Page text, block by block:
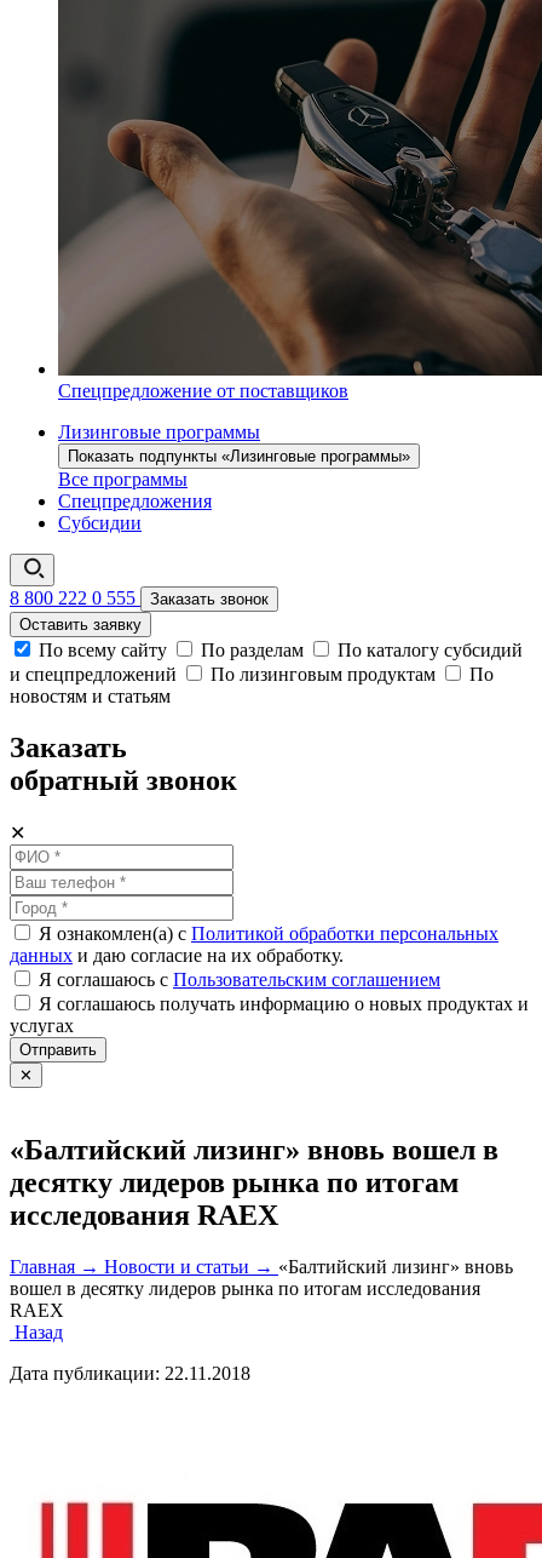
Спецпредложение от поставщиков
Лизинговые программы
Показать подпункты «Лизинговые программы»
Все программы
Спецпредложения
Субсидии
8 800 222 0 555
Заказать звонок
Оставить заявку
По всему сайту По разделам
По каталогу субсидий
и спецпредложений
По лизинговым продуктам
По
новостям и статьям
Заказать
обратный звонок
✕
Я ознакомлен(а) с Политикой обработки персональных
данных и даю согласие на их обработку.
Я соглашаюсь c Пользовательским соглашением
Я соглашаюсь получать информацию о новых продуктах и
услугах
Отправить
✕
«Балтийский лизинг» вновь вошел в
десятку лидеров рынка по итогам
исследования RAEX
Главная → Новости и статьи → «Балтийский лизинг» вновь
вошел в десятку лидеров рынка по итогам исследования
RAEX
Назад
Дата публикации: 22.11.2018